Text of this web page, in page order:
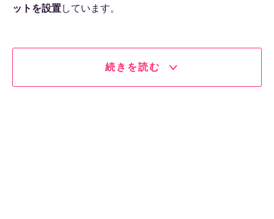
ットを設置しています。
続きを読む